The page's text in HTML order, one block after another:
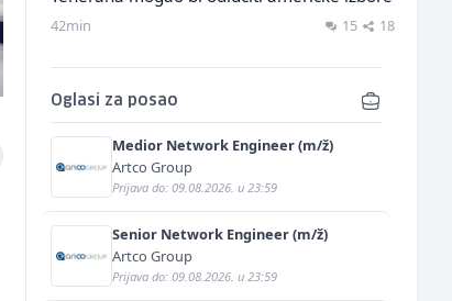
42min 15 18
Oglasi za posao
Medior Network Engineer (m/ž)
Artco Group
Prijava do: 09.08.2026. u 23:59
Senior Network Engineer (m/ž)
Artco Group
Prijava do: 09.08.2026. u 23:59